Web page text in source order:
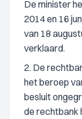
De minister
2014 en 16
van 18
verklaard.
2. De
het beroep
besluit
de rechtbank